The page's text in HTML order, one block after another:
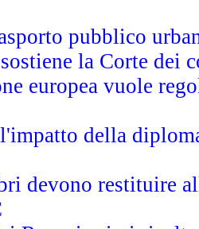
pubblico
la Corte dei
europea vuole
della
devono restituire